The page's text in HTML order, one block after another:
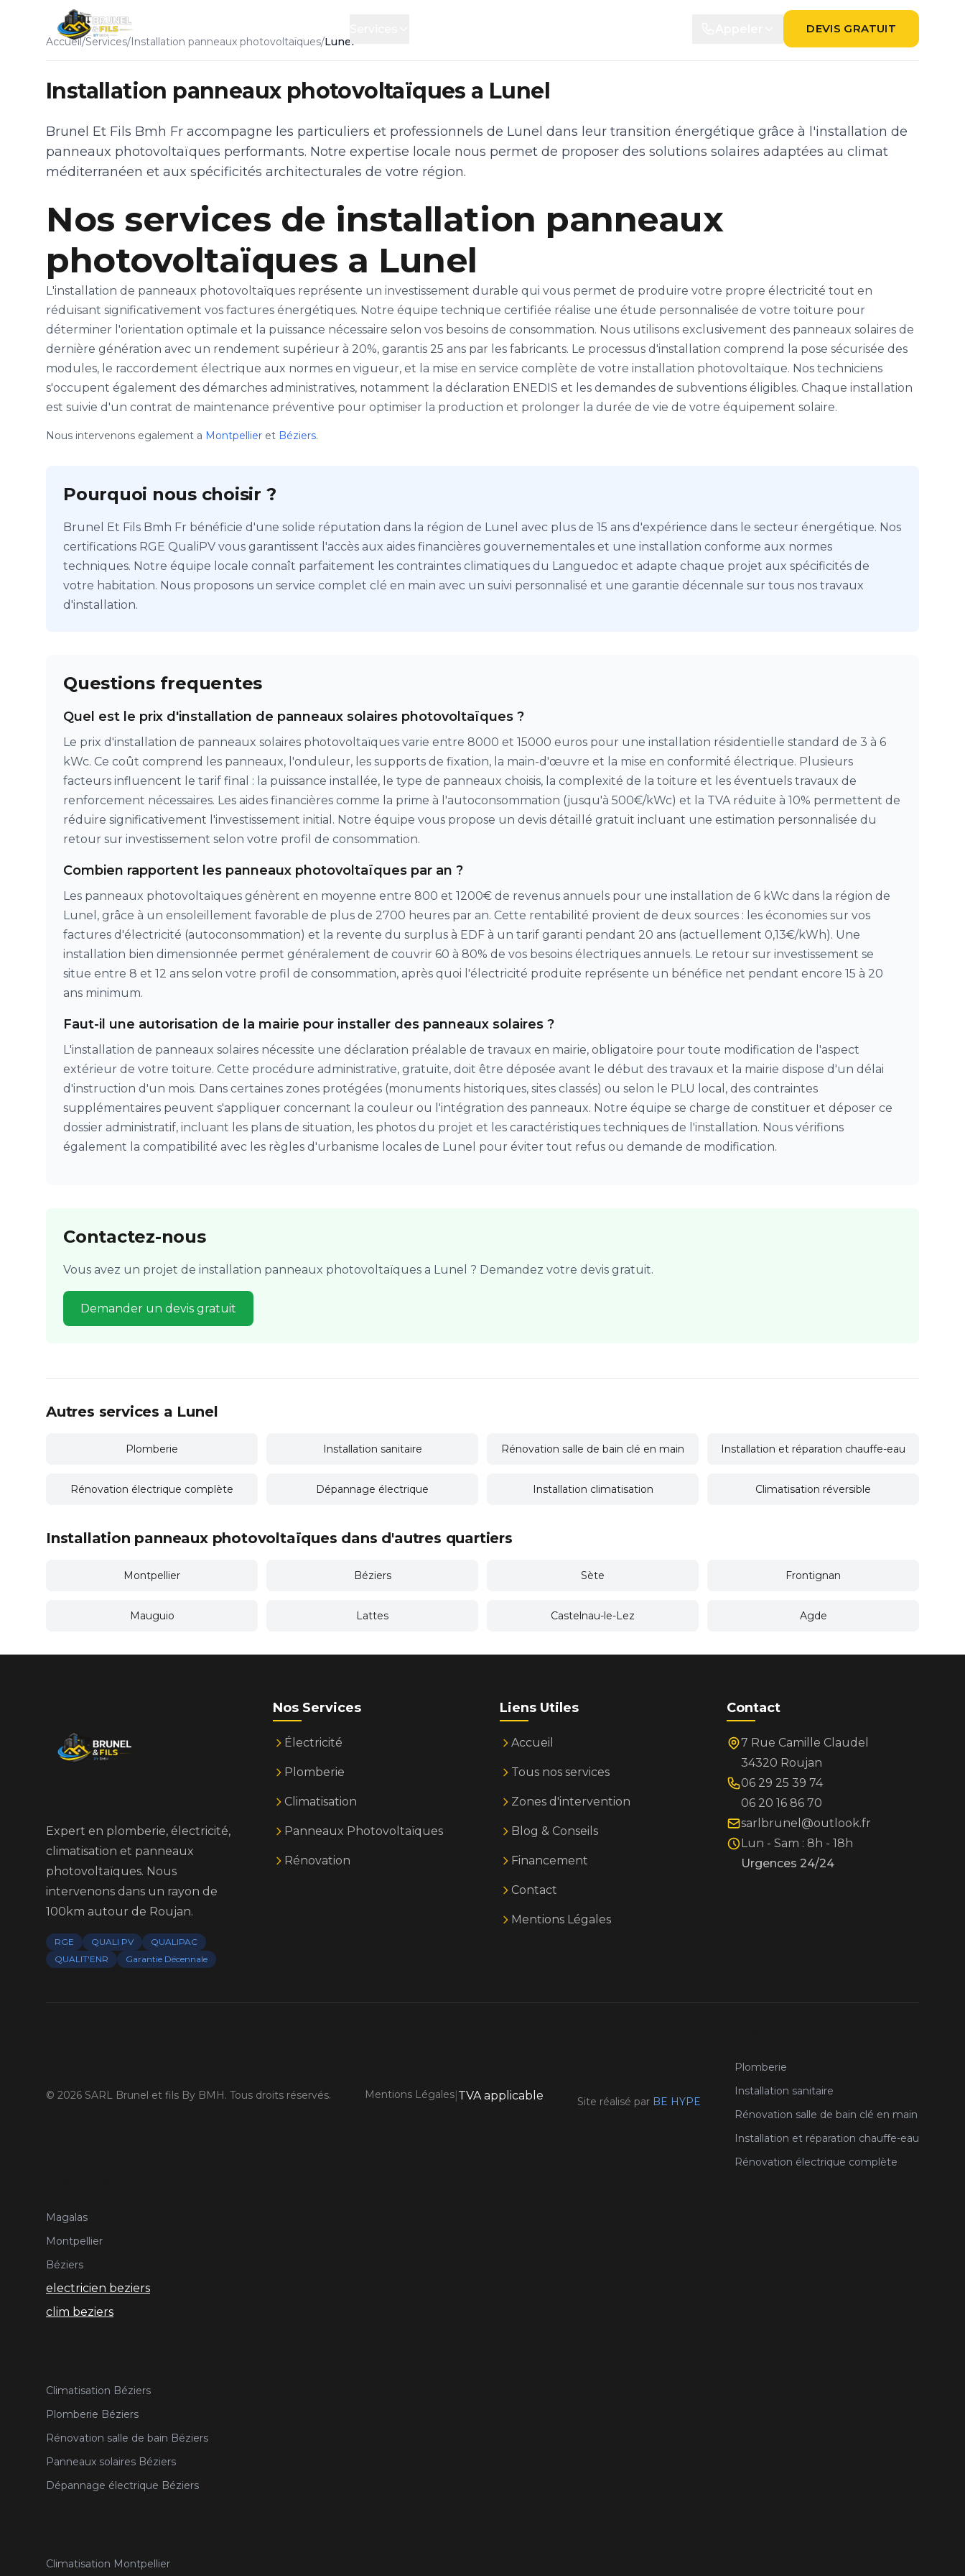
DEVIS GRATUIT
Accueil/Services/Installation panneaux photovoltaïques/Lunel
Installation panneaux photovoltaïques a Lunel
Brunel Et Fils Bmh Fr accompagne les particuliers et professionnels de Lunel dans leur transition énergétique grâce à l'installation de
panneaux photovoltaïques performants. Notre expertise locale nous permet de proposer des solutions solaires adaptées au climat
méditerranéen et aux spécificités architecturales de votre région.
Nos services de installation panneaux
photovoltaïques a Lunel
L'installation de panneaux photovoltaïques représente un investissement durable qui vous permet de produire votre propre électricité tout en
réduisant significativement vos factures énergétiques. Notre équipe technique certifiée réalise une étude personnalisée de votre toiture pour
déterminer l'orientation optimale et la puissance nécessaire selon vos besoins de consommation. Nous utilisons exclusivement des panneaux solaires de
dernière génération avec un rendement supérieur à 20%, garantis 25 ans par les fabricants. Le processus d'installation comprend la pose sécurisée des
modules, le raccordement électrique aux normes en vigueur, et la mise en service complète de votre installation photovoltaïque. Nos techniciens
s'occupent également des démarches administratives, notamment la déclaration ENEDIS et les demandes de subventions éligibles. Chaque installation
est suivie d'un contrat de maintenance préventive pour optimiser la production et prolonger la durée de vie de votre équipement solaire.
Nous intervenons egalement a Montpellier et Béziers.
Pourquoi nous choisir ?
Brunel Et Fils Bmh Fr bénéficie d'une solide réputation dans la région de Lunel avec plus de 15 ans d'expérience dans le secteur énergétique. Nos
certifications RGE QualiPV vous garantissent l'accès aux aides financières gouvernementales et une installation conforme aux normes
techniques. Notre équipe locale connaît parfaitement les contraintes climatiques du Languedoc et adapte chaque projet aux spécificités de
votre habitation. Nous proposons un service complet clé en main avec un suivi personnalisé et une garantie décennale sur tous nos travaux
d'installation.
Questions frequentes
Quel est le prix d'installation de panneaux solaires photovoltaïques ?
Le prix d'installation de panneaux solaires photovoltaïques varie entre 8000 et 15000 euros pour une installation résidentielle standard de 3 à 6
kWc. Ce coût comprend les panneaux, l'onduleur, les supports de fixation, la main-d'œuvre et la mise en conformité électrique. Plusieurs
facteurs influencent le tarif final : la puissance installée, le type de panneaux choisis, la complexité de la toiture et les éventuels travaux de
renforcement nécessaires. Les aides financières comme la prime à l'autoconsommation (jusqu'à 500€/kWc) et la TVA réduite à 10% permettent de
réduire significativement l'investissement initial. Notre équipe vous propose un devis détaillé gratuit incluant une estimation personnalisée du
retour sur investissement selon votre profil de consommation.
Combien rapportent les panneaux photovoltaïques par an ?
Les panneaux photovoltaïques génèrent en moyenne entre 800 et 1200€ de revenus annuels pour une installation de 6 kWc dans la région de
Lunel, grâce à un ensoleillement favorable de plus de 2700 heures par an. Cette rentabilité provient de deux sources : les économies sur vos
factures d'électricité (autoconsommation) et la revente du surplus à EDF à un tarif garanti pendant 20 ans (actuellement 0,13€/kWh). Une
installation bien dimensionnée permet généralement de couvrir 60 à 80% de vos besoins électriques annuels. Le retour sur investissement se
situe entre 8 et 12 ans selon votre profil de consommation, après quoi l'électricité produite représente un bénéfice net pendant encore 15 à 20
ans minimum.
Faut-il une autorisation de la mairie pour installer des panneaux solaires ?
L'installation de panneaux solaires nécessite une déclaration préalable de travaux en mairie, obligatoire pour toute modification de l'aspect
extérieur de votre toiture. Cette procédure administrative, gratuite, doit être déposée avant le début des travaux et la mairie dispose d'un délai
d'instruction d'un mois. Dans certaines zones protégées (monuments historiques, sites classés) ou selon le PLU local, des contraintes
supplémentaires peuvent s'appliquer concernant la couleur ou l'intégration des panneaux. Notre équipe se charge de constituer et déposer ce
dossier administratif, incluant les plans de situation, les photos du projet et les caractéristiques techniques de l'installation. Nous vérifions
également la compatibilité avec les règles d'urbanisme locales de Lunel pour éviter tout refus ou demande de modification.
Contactez-nous
Vous avez un projet de installation panneaux photovoltaïques a Lunel ? Demandez votre devis gratuit.
Demander un devis gratuit
Autres services a Lunel
Plomberie Installation sanitaire Rénovation salle de bain clé en main Installation et réparation chauffe-eau
Rénovation électrique complète Dépannage électrique Installation climatisation Climatisation réversible
Installation panneaux photovoltaïques dans d'autres quartiers
Montpellier Béziers Sète Frontignan
Mauguio Lattes Castelnau-le-Lez Agde
Expert en plomberie, électricité,
climatisation et panneaux
photovoltaïques. Nous
intervenons dans un rayon de
100km autour de Roujan.
RGE QUALI PV
QUALIPAC
QUALIT'ENR
Garantie Décennale
Nos Services
Électricité
Plomberie
Climatisation
Panneaux Photovoltaïques
Rénovation
Liens Utiles
Accueil
Tous nos services
Zones d'intervention
Blog & Conseils
Financement
Contact
Mentions Légales
Contact
7 Rue Camille Claudel
34320 Roujan
06 29 25 39 74
06 20 16 86 70
sarlbrunel@outlook.fr
Lun - Sam : 8h - 18h
Urgences 24/24
© 2026 SARL Brunel et fils By BMH. Tous droits réservés. Mentions Légales TVA applicable Site réalisé par BE HYPE
Plomberie
Installation sanitaire
Rénovation salle de bain clé en main
Installation et réparation chauffe-eau
Rénovation électrique complète
Magalas
Montpellier
Béziers
electricien beziers
clim beziers
Climatisation Béziers
Plomberie Béziers
Rénovation salle de bain Béziers
Panneaux solaires Béziers
Dépannage électrique Béziers
Climatisation Montpellier